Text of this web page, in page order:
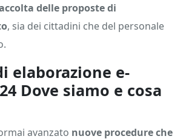
delle proposte di
, sia dei cittadini che del personale
elaborazione e-
Dove siamo e cosa
avanzato nuove procedure che